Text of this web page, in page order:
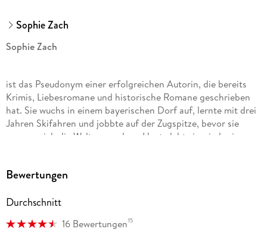
Sophie Zach
Sophie Zach
ist das Pseudonym einer erfolgreichen Autorin, die bereits
Krimis, Liebesromane und historische Romane geschrieben
hat. Sie wuchs in einem bayerischen Dorf auf, lernte mit drei
Jahren Skifahren und jobbte auf der Zugspitze, bevor sie
auszog, sich die Welt anzusehen. Heute lebt sie wieder in
als ihre Freunde bei der Bergwacht auszufragen und eine
Alpen, die sie liebt?
Bewertungen
Durchschnitt
16 Bewertungen15